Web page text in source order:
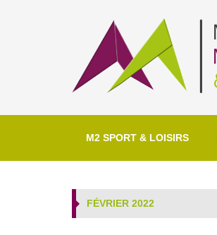
M2 SPORT & LOISIRS
FÉVRIER 2022